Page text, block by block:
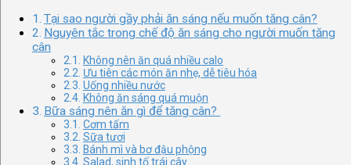
Tại sao người gầy phải ăn sáng nếu muốn tăng cân?
Nguyên tắc trong chế độ ăn sáng cho người muốn tăng
cân
Không nên ăn quá nhiều calo
Ưu tiên các món ăn nhẹ, dễ tiêu hóa
Uống nhiều nước
Không ăn sáng quá muộn
Bữa sáng nên ăn gì để tăng cân?
Cơm tấm
Sữa tươi
Bánh mì và bơ đậu phộng
Salad, sinh tố trái cây